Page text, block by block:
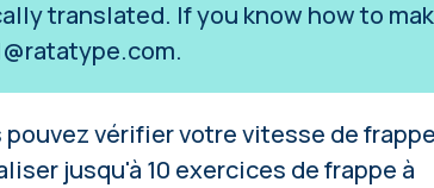
translated. If you know how to
.
pouvezvérifier votre vitesse de frappe
jusqu'à 10 exercices de frappe à